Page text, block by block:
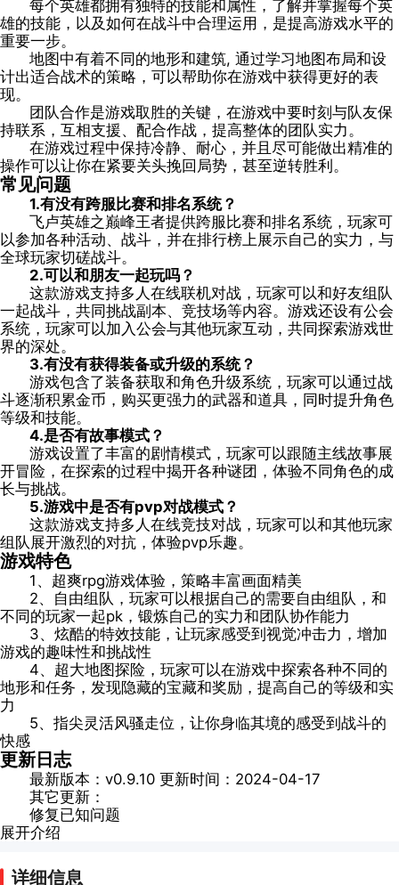
每个英雄都拥有独特的技能和属性，了解并掌握每个英
雄的技能，以及如何在战斗中合理运用，是提高游戏水平的
重要一步。
地图中有着不同的地形和建筑, 通过学习地图布局和设
计出适合战术的策略，可以帮助你在游戏中获得更好的表
现。
团队合作是游戏取胜的关键，在游戏中要时刻与队友保
持联系，互相支援、配合作战，提高整体的团队实力。
在游戏过程中保持冷静、耐心，并且尽可能做出精准的
操作可以让你在紧要关头挽回局势，甚至逆转胜利。
常见问题
1.有没有跨服比赛和排名系统？
飞卢英雄之巅峰王者提供跨服比赛和排名系统，玩家可
以参加各种活动、战斗，并在排行榜上展示自己的实力，与
全球玩家切磋战斗。
2.可以和朋友一起玩吗？
这款游戏支持多人在线联机对战，玩家可以和好友组队
一起战斗，共同挑战副本、竞技场等内容。游戏还设有公会
系统，玩家可以加入公会与其他玩家互动，共同探索游戏世
界的深处。
3.有没有获得装备或升级的系统？
游戏包含了装备获取和角色升级系统，玩家可以通过战
斗逐渐积累金币，购买更强力的武器和道具，同时提升角色
等级和技能。
4.是否有故事模式？
游戏设置了丰富的剧情模式，玩家可以跟随主线故事展
开冒险，在探索的过程中揭开各种谜团，体验不同角色的成
长与挑战。
5.游戏中是否有pvp对战模式？
这款游戏支持多人在线竞技对战，玩家可以和其他玩家
组队展开激烈的对抗，体验pvp乐趣。
游戏特色
1、超爽rpg游戏体验，策略丰富画面精美
2、自由组队，玩家可以根据自己的需要自由组队，和
不同的玩家一起pk，锻炼自己的实力和团队协作能力
3、炫酷的特效技能，让玩家感受到视觉冲击力，增加
游戏的趣味性和挑战性
4、超大地图探险，玩家可以在游戏中探索各种不同的
地形和任务，发现隐藏的宝藏和奖励，提高自己的等级和实
力
5、指尖灵活风骚走位，让你身临其境的感受到战斗的
快感
更新日志
最新版本：v0.9.10 更新时间：2024-04-17
其它更新：
修复已知问题
展开介绍
详细信息